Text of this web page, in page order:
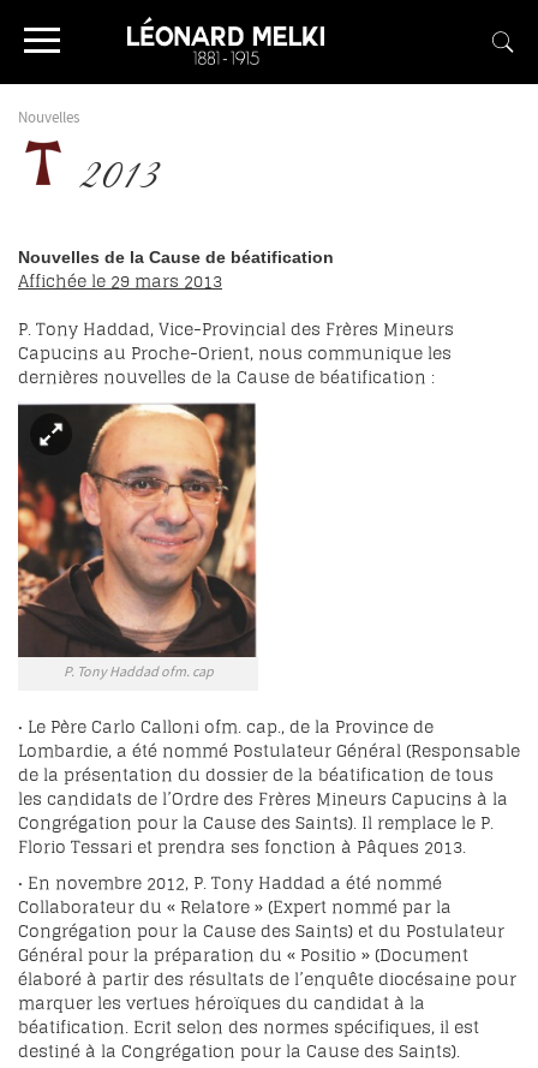
Nouvelles
2013
Nouvelles de la Cause de béatification
Affichée le 29 mars 2013
P. Tony Haddad, Vice-Provincial des Frères Mineurs
Capucins au Proche-Orient, nous communique les
dernières nouvelles de la Cause de béatification :
P. Tony Haddad ofm. cap
• Le Père Carlo Calloni ofm. cap., de la Province de
Lombardie, a été nommé Postulateur Général (Responsable
de la présentation du dossier de la béatification de tous
les candidats de l’Ordre des Frères Mineurs Capucins à la
Congrégation pour la Cause des Saints). Il remplace le P.
Florio Tessari et prendra ses fonction à Pâques 2013.
• En novembre 2012, P. Tony Haddad a été nommé
Collaborateur du « Relatore » (Expert nommé par la
Congrégation pour la Cause des Saints) et du Postulateur
Général pour la préparation du « Positio » (Document
élaboré à partir des résultats de l’enquête diocésaine pour
marquer les vertues héroïques du candidat à la
béatification. Ecrit selon des normes spécifiques, il est
destiné à la Congrégation pour la Cause des Saints).